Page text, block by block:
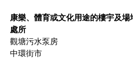
康樂、體育或文化用途的樓宇及
處所
觀塘污水泵房
​​​​​​​中環街市